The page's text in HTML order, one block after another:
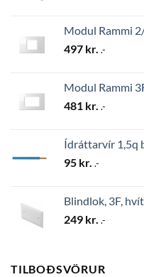
Modul Rammi
497 kr. .-
Modul Rammi
481 kr. .-
Ídráttarvír 1,5q
95 kr. .-
Blindlok, 3F,
249 kr. .-
TILBOÐSVÖRUR